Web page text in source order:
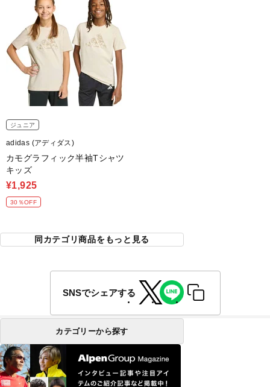
ジュニア
adidas (アディダス)
カモグラフィック半袖Tシャツ
キッズ
¥1,925
30％OFF
同カテゴリ商品をもっと見る
SNSでシェアする
カテゴリーから探す